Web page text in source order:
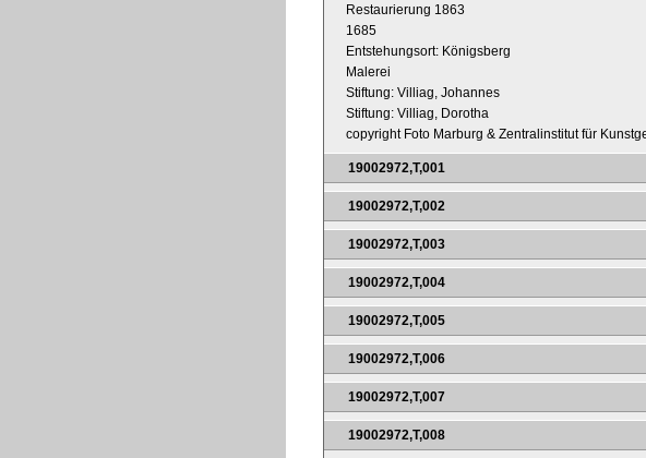
Restaurierung 1863
1685
Entstehungsort: Königsberg
Malerei
Stiftung: Villiag, Johannes
Stiftung: Villiag, Dorotha
copyright Foto Marburg & Zentralinstitut für
19002972,T,001
19002972,T,002
19002972,T,003
19002972,T,004
19002972,T,005
19002972,T,006
19002972,T,007
19002972,T,008